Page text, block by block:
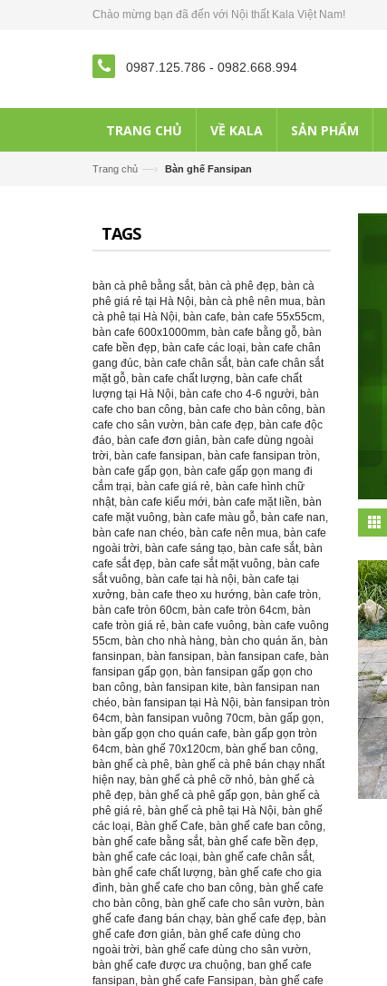
Chào mừng bạn đã đến với Nội thất Kala Việt Nam!
0987.125.786 - 0982.668.994
TRANG CHỦ VỀ KALA SẢN PHẨM
Trang chủ —› Bàn ghế Fansipan
TAGS
bàn cà phê bằng sắt, bàn cà phê đẹp, bàn cà
phê giá rẻ tại Hà Nội, bàn cà phê nên mua, bàn
cà phê tại Hà Nội, bàn cafe, bàn cafe 55x55cm,
bàn cafe 600x1000mm, bàn cafe bằng gỗ, bàn
cafe bền đẹp, bàn cafe các loại, bàn cafe chân
gang đúc, bàn cafe chân sắt, bàn cafe chân sắt
mặt gỗ, bàn cafe chất lượng, bàn cafe chất
lượng tại Hà Nội, bàn cafe cho 4-6 người, bàn
cafe cho ban công, bàn cafe cho bàn công, bàn
cafe cho sân vườn, bàn cafe đẹp, bàn cafe độc
đáo, bàn cafe đơn giản, bàn cafe dùng ngoài
trời, bàn cafe fansipan, bàn cafe fansipan tròn,
bàn cafe gấp gọn, bàn cafe gấp gọn mang đi
cắm trại, bàn cafe giá rẻ, bàn cafe hình chữ
nhật, bàn cafe kiểu mới, bàn cafe mặt liền, bàn
cafe mặt vuông, bàn cafe màu gỗ, bàn cafe nan,
bàn cafe nan chéo, bàn cafe nên mua, bàn cafe
ngoài trời, bàn cafe sáng tạo, bàn cafe sắt, bàn
cafe sắt đẹp, bàn cafe sắt mặt vuông, bàn cafe
sắt vuông, bàn cafe tại hà nội, bàn cafe tại
xưởng, bàn cafe theo xu hướng, bàn cafe tròn,
bàn cafe tròn 60cm, bàn cafe tròn 64cm, bàn
cafe tròn giá rẻ, bàn cafe vuông, bàn cafe vuông
55cm, bàn cho nhà hàng, bàn cho quán ăn, bàn
fansinpan, bàn fansipan, bàn fansipan cafe, bàn
fansipan gấp gọn, bàn fansipan gấp gọn cho
ban công, bàn fansipan kite, bàn fansipan nan
chéo, bàn fansipan tại Hà Nội, bàn fansipan tròn
64cm, bàn fansipan vuông 70cm, bàn gấp gọn,
bàn gấp gọn cho quán cafe, bàn gấp gọn tròn
64cm, bàn ghế 70x120cm, bàn ghế ban công,
bàn ghế cà phê, bàn ghế cà phê bán chạy nhất
hiện nay, bàn ghế cà phê cỡ nhỏ, bàn ghế cà
phê đẹp, bàn ghế cà phê gấp gọn, bàn ghế cà
phê giá rẻ, bàn ghế cà phê tại Hà Nội, bàn ghế
các loại, Bàn ghế Cafe, bàn ghế cafe ban công,
bàn ghế cafe bằng sắt, bàn ghế cafe bền đẹp,
bàn ghế cafe các loại, bàn ghế cafe chân sắt,
bàn ghế cafe chất lượng, bàn ghế cafe cho gia
đình, bàn ghế cafe cho ban công, bàn ghế cafe
cho bàn công, bàn ghế cafe cho sân vườn, bàn
ghế cafe đang bán chạy, bàn ghế cafe đẹp, bàn
ghế cafe đơn giản, bàn ghế cafe dùng cho
ngoài trời, bàn ghế cafe dùng cho sân vườn,
bàn ghế cafe được ưa chuộng, ban ghế cafe
fansipan, bàn ghế cafe Fansipan, bàn ghế cafe